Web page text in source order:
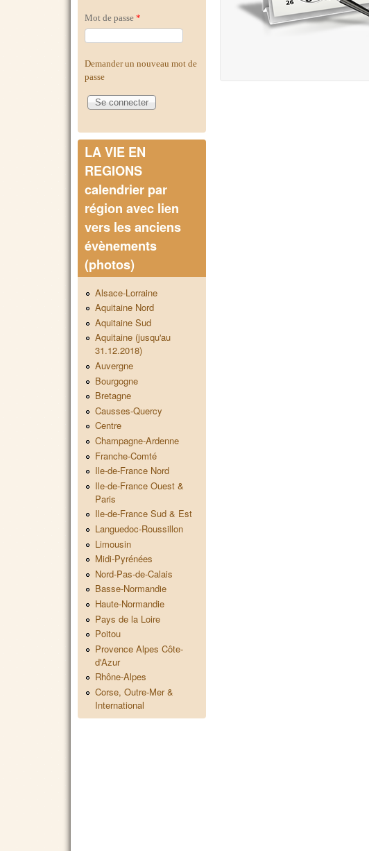
Mot de passe *
Demander un nouveau mot de
passe
LA VIE EN
REGIONS
calendrier par
région avec lien
vers les anciens
évènements
(photos)
Alsace-Lorraine
Aquitaine Nord
Aquitaine Sud
Aquitaine (jusqu'au
31.12.2018)
Auvergne
Bourgogne
Bretagne
Causses-Quercy
Centre
Champagne-Ardenne
Franche-Comté
Ile-de-France Nord
Ile-de-France Ouest &
Paris
Ile-de-France Sud & Est
Languedoc-Roussillon
Limousin
Midi-Pyrénées
Nord-Pas-de-Calais
Basse-Normandie
Haute-Normandie
Pays de la Loire
Poitou
Provence Alpes Côte-
d'Azur
Rhône-Alpes
Corse, Outre-Mer &
International